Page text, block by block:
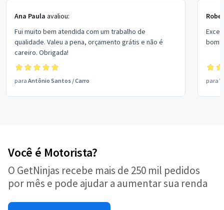
Ana Paula avaliou:
Fui muito bem atendida com um trabalho de
qualidade. Valeu a pena, orçamento grátis e não é
careiro. Obrigada!
para Antônio Santos /Carro
bom
para
Você é Motorista?
O GetNinjas recebe mais de 250 mil pedidos
por mês e pode ajudar a aumentar sua renda